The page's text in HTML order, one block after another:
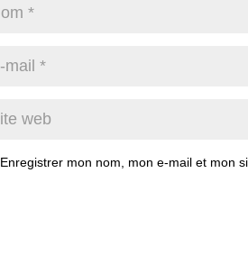
Enregistrer mon nom, mon e-mail et mon